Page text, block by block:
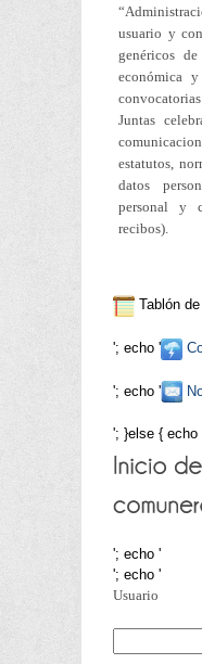
usuario y
genéricos
económica
Juntas
estatutos,
datos
personal y
recibos).
Tablón
'; echo '
'; echo '
'; }else { echo
'; echo '
'; echo '
Usuario